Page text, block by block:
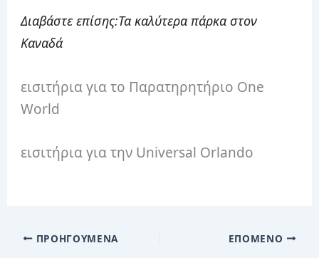
Διαβάστε επίσης:Τα καλύτερα πάρκα στον
Καναδά
εισιτήρια για το Παρατηρητήριο One
World
εισιτήρια για την Universal Orlando
ΠΡΟΗΓΟΎΜΕΝΑ ΕΠΌΜΕΝΟ